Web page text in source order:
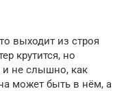
выходит из строя
крутится, но
и не слышно, как
может быть в нём, а